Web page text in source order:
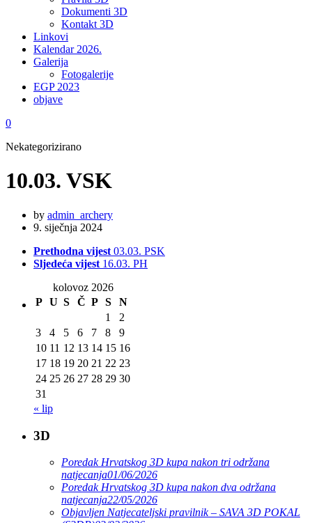
Dokumenti 3D
Kontakt 3D
Linkovi
Kalendar 2026.
Galerija
Fotogalerije
EGP 2023
objave
0
Nekategorizirano
10.03. VSK
by admin_archery
9. siječnja 2024
Prethodna vijest 03.03. PSK
Sljedeća vijest 16.03. PH
kolovoz 2026
P U S Č P S
N
1
2
3
4 5 6 7 8
9
10 11 12 13 14 15 16
17 18 19 20 21 22 23
24 25 26 27 28 29 30
31
« lip
3D
Poredak Hrvatskog 3D kupa nakon tri održana
natjecanja01/06/2026
Poredak Hrvatskog 3D kupa nakon dva održana
natjecanja22/05/2026
Objavljen Natjecateljski pravilnik – SAVA 3D POKAL